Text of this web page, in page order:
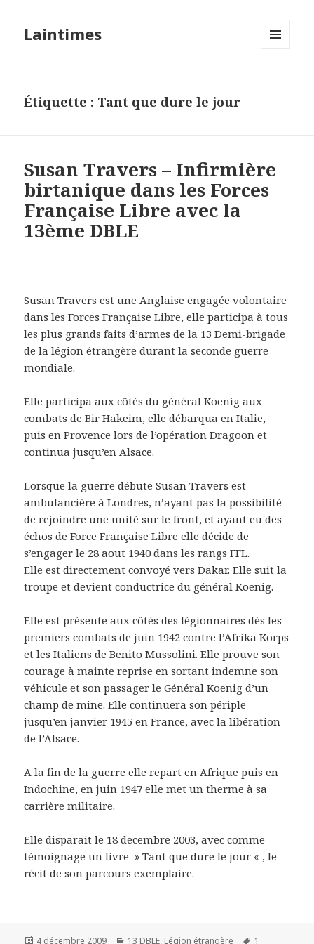
Laintimes
Étiquette : Tant que dure le jour
Susan Travers – Infirmière
birtanique dans les Forces
Française Libre avec la
13ème DBLE
Susan Travers est une Anglaise engagée volontaire
dans les Forces Française Libre, elle participa à tous
les plus grands faits d’armes de la 13 Demi-brigade
de la légion étrangère durant la seconde guerre
mondiale.
Elle participa aux côtés du général Koenig aux
combats de Bir Hakeim, elle débarqua en Italie,
puis en Provence lors de l’opération Dragoon et
continua jusqu’en Alsace.
Lorsque la guerre débute Susan Travers est
ambulancière à Londres, n’ayant pas la possibilité
de rejoindre une unité sur le front, et ayant eu des
échos de Force Française Libre elle décide de
s’engager le 28 aout 1940 dans les rangs FFL.
Elle est directement convoyé vers Dakar. Elle suit la
troupe et devient conductrice du général Koenig.
Elle est présente aux côtés des légionnaires dès les
premiers combats de juin 1942 contre l’Afrika Korps
et les Italiens de Benito Mussolini. Elle prouve son
courage à mainte reprise en sortant indemne son
véhicule et son passager le Général Koenig d’un
champ de mine. Elle continuera son périple
jusqu’en janvier 1945 en France, avec la libération
de l’Alsace.
A la fin de la guerre elle repart en Afrique puis en
Indochine, en juin 1947 elle met un therme à sa
carrière militaire.
Elle disparait le 18 decembre 2003, avec comme
témoignage un livre » Tant que dure le jour « , le
récit de son parcours exemplaire.
Publié
4 décembre 2009 Catégories
13 DBLE, Légion étrangère Mots-
1